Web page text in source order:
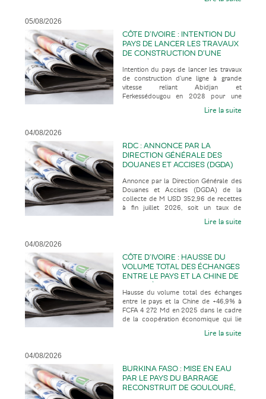
05/08/2026
CÔTE D’IVOIRE : INTENTION DU
PAYS DE LANCER LES TRAVAUX
DE CONSTRUCTION D’UNE
RELIANT ABIDJAN ET
FERKESSÉDOUGOU EN 2028
POUR UNE MISE EN SERVICE EN
2035
Intention du pays de lancer les travaux
de construction d’une ligne à grande
vitesse reliant Abidjan et
Ferkessédougou en 2028 pour une
Lire la suite
04/08/2026
RDC : ANNONCE PAR LA
DIRECTION GÉNÉRALE DES
DOUANES ET ACCISES (DGDA)
352,96 DE RECETTES À FIN
JUILLET 2026
Annonce par la Direction Générale des
Douanes et Accises (DGDA) de la
collecte de M USD 352,96 de recettes
à fin juillet 2026, soit un taux de
Lire la suite
04/08/2026
CÔTE D’IVOIRE : HAUSSE DU
VOLUME TOTAL DES ÉCHANGES
ENTRE LE PAYS ET LA CHINE DE
2025 DANS LE CADRE DE LA
COOPÉRATION ÉCONOMIQUE
QUI LIE LES DEUX PAYS
Hausse du volume total des échanges
entre le pays et la Chine de +46,9% à
FCFA 4 272 Md en 2025 dans le cadre
de la coopération économique qui lie
Lire la suite
04/08/2026
BURKINA FASO : MISE EN EAU
PAR LE PAYS DU BARRAGE
RECONSTRUIT DE GOULOURÉ,